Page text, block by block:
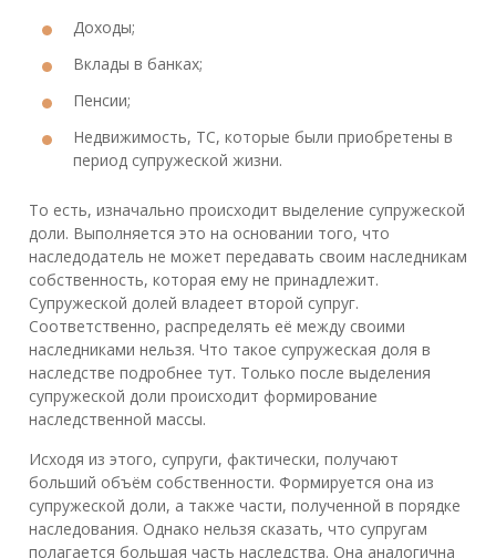
Доходы;
Вклады в банках;
Пенсии;
Недвижимость, ТС, которые были приобретены в
период супружеской жизни.
То есть, изначально происходит выделение супружеской
доли. Выполняется это на основании того, что
наследодатель не может передавать своим наследникам
собственность, которая ему не принадлежит.
Супружеской долей владеет второй супруг.
Соответственно, распределять её между своими
наследниками нельзя. Что такое супружеская доля в
наследстве подробнее тут. Только после выделения
супружеской доли происходит формирование
наследственной массы.
Исходя из этого, супруги, фактически, получают
больший объём собственности. Формируется она из
супружеской доли, а также части, полученной в порядке
наследования. Однако нельзя сказать, что супругам
полагается большая часть наследства. Она аналогична